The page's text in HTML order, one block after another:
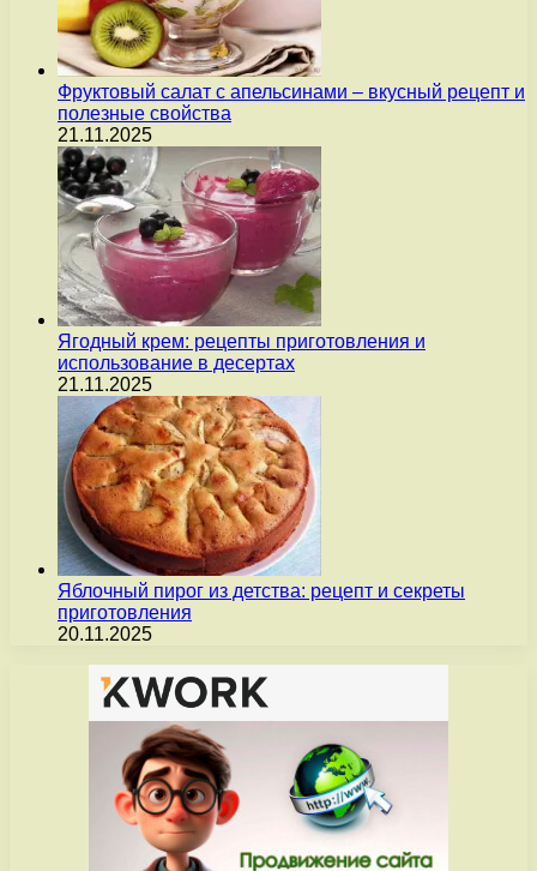
Фруктовый салат с апельсинами – вкусный рецепт и
полезные свойства
21.11.2025
Ягодный крем: рецепты приготовления и
использование в десертах
21.11.2025
Яблочный пирог из детства: рецепт и секреты
приготовления
20.11.2025